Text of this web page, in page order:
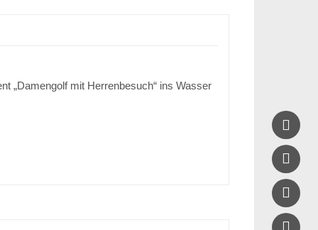
„Damengolf mit Herrenbesuch“ ins Wasser



